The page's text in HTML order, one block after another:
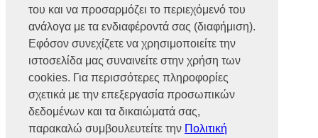
του και να προσαρμόζει το περιεχόμενό του
ανάλογα με τα ενδιαφέροντά σας (διαφήμιση).
Εφόσον συνεχίζετε να χρησιμοποιείτε την
ιστοσελίδα μας συναινείτε στην χρήση των
cookies. Για περισσότερες πληροφορίες
σχετικά με την επεξεργασία προσωπικών
δεδομένων και τα δικαιώματά σας,
παρακαλώ συμβουλευτείτε την Πολιτική
Φαξ.:2102585993
Ε-mail:info@mototrend.gr
Μάθετε Περισσότερα
Η Εταιρεία
Brands
Νέα
Οικονομικά στοιχεία